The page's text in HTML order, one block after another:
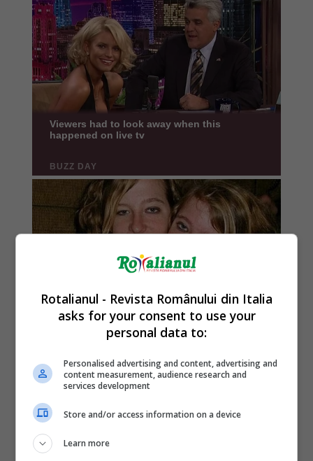
Rotalianul - Revista Românului din Italia
asks for your consent to use your
personal data to:
Personalised advertising and content, advertising and
content measurement, audience research and
services development
Store and/or access information on a device
Learn more